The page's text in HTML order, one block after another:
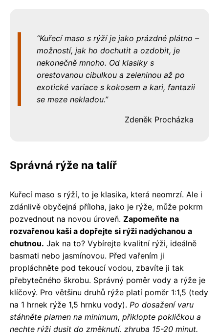
Kuřecí maso s rýží je jako prázdné plátno –
možností, jak ho dochutit a ozdobit, je
nekonečně mnoho. Od klasiky s
orestovanou cibulkou a zeleninou až po
exotické variace s kokosem a kari, fantazii
se meze nekladou.
Zdeněk Procházka
Správná rýže na talíř
Kuřecí maso s rýží, to je klasika, která neomrzí. Ale i
zdánlivě obyčejná příloha, jako je rýže, může pokrm
pozvednout na novou úroveň. Zapomeňte na
rozvařenou kaši a dopřejte si rýži nadýchanou a
chutnou. Jak na to? Vybírejte kvalitní rýži, ideálně
basmati nebo jasmínovou. Před vařením ji
propláchněte pod tekoucí vodou, zbavíte ji tak
přebytečného škrobu. Správný poměr vody a rýže je
klíčový. Pro většinu druhů rýže platí poměr 1:1,5 (tedy
na 1 hrnek rýže 1,5 hrnku vody). Po dosažení varu
stáhněte plamen na minimum, přiklopte pokličkou a
nechte rýži dusit do změknutí, zhruba 15-20 minut.